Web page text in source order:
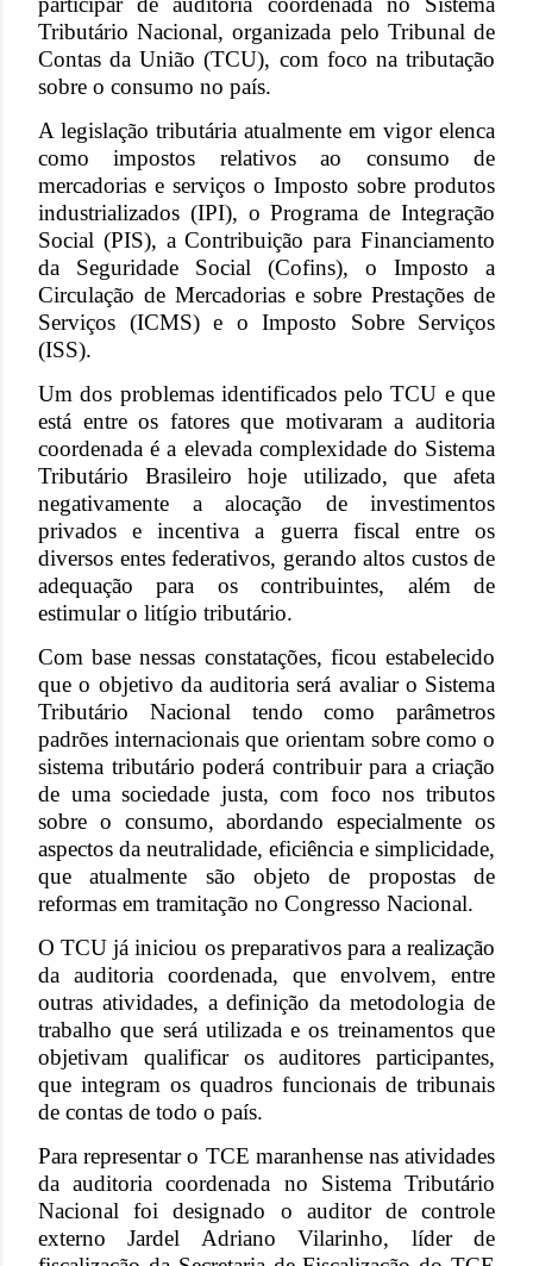
Tributário Nacional, organizada pelo Tribunal de
Contas da União (TCU), com foco na tributação
sobre o consumo no país.
A legislação tributária atualmente em vigor elenca
como impostos relativos ao consumo de
mercadorias e serviços o Imposto sobre produtos
industrializados (IPI), o Programa de Integração
Social (PIS), a Contribuição para Financiamento
da Seguridade Social (Cofins), o Imposto a
Circulação de Mercadorias e sobre Prestações de
Serviços (ICMS) e o Imposto Sobre Serviços
(ISS).
Um dos problemas identificados pelo TCU e que
está entre os fatores que motivaram a auditoria
coordenada é a elevada complexidade do Sistema
Tributário Brasileiro hoje utilizado, que afeta
negativamente a alocação de investimentos
privados e incentiva a guerra fiscal entre os
diversos entes federativos, gerando altos custos de
adequação para os contribuintes, além de
estimular o litígio tributário.
Com base nessas constatações, ficou estabelecido
que o objetivo da auditoria será avaliar o Sistema
Tributário Nacional tendo como parâmetros
padrões internacionais que orientam sobre como o
sistema tributário poderá contribuir para a criação
de uma sociedade justa, com foco nos tributos
sobre o consumo, abordando especialmente os
aspectos da neutralidade, eficiência e simplicidade,
que atualmente são objeto de propostas de
reformas em tramitação no Congresso Nacional.
O TCU já iniciou os preparativos para a realização
da auditoria coordenada, que envolvem, entre
outras atividades, a definição da metodologia de
trabalho que será utilizada e os treinamentos que
objetivam qualificar os auditores participantes,
que integram os quadros funcionais de tribunais
de contas de todo o país.
Para representar o TCE maranhense nas atividades
da auditoria coordenada no Sistema Tributário
Nacional foi designado o auditor de controle
externo Jardel Adriano Vilarinho, líder de